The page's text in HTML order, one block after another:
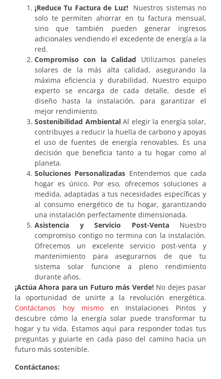
¡Reduce Tu Factura de Luz!Nuestros sistemas no
solo te permiten ahorrar en tu factura mensual,
sino que también pueden generar ingresos
adicionales vendiendo el excedente de energía a la
red.
Compromiso con la Calidad Utilizamos paneles
solares de la más alta calidad, asegurando la
máxima eficiencia y durabilidad. Nuestro equipo
experto se encarga de cada detalle, desde el
diseño hasta la instalación, para garantizar el
mejor rendimiento.
Sostenibilidad AmbientalAl elegir la energía solar,
contribuyes a reducir la huella de carbono y apoyas
el uso de fuentes de energía renovables. Es una
decisión que beneficia tanto a tu hogar como al
planeta.
Soluciones Personalizadas Entendemos que cada
hogar es único. Por eso, ofrecemos soluciones a
medida, adaptadas a tus necesidades específicas y
al consumo energético de tu hogar, garantizando
una instalación perfectamente dimensionada.
Asistencia y Servicio Post-VentaNuestro
compromiso contigo no termina con la instalación.
Ofrecemos un excelente servicio post-venta y
mantenimiento para asegurarnos de que tu
sistema solar funcione a pleno rendimiento
durante años.
¡Actúa Ahora para un Futuro más Verde!No dejes pasar
la oportunidad de unirte a la revolución energética.
Contáctanos hoy mismoen Instalaciones Pintos y
descubre cómo la energía solar puede transformar tu
hogar y tu vida. Estamos aquí para responder todas tus
preguntas y guiarte en cada paso del camino hacia un
futuro más sostenible.
Contáctanos: